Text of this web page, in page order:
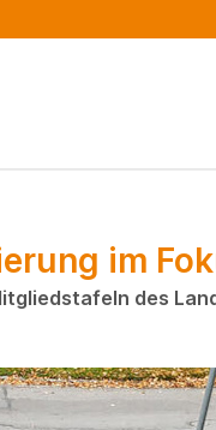
im
des